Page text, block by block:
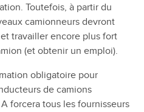
Toutefois, à partir du
camionneurs devront
travailler encore plus fort
(et obtenir un emploi).
obligatoire pour
de camions
forcera tous les fournisseurs